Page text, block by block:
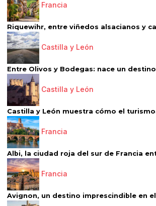
Francia
Riquewihr, entre viñedos alsacianos y
Castilla y León
Entre Olivos y Bodegas: nace un
Castilla y León
Castilla y León muestra cómo el
Francia
Albi, la ciudad roja del sur de Francia
Francia
Avignon, un destino imprescindible en